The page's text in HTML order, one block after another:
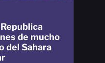
de mucho
del Sahara